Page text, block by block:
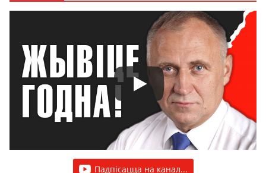
Падпісацца на канал...